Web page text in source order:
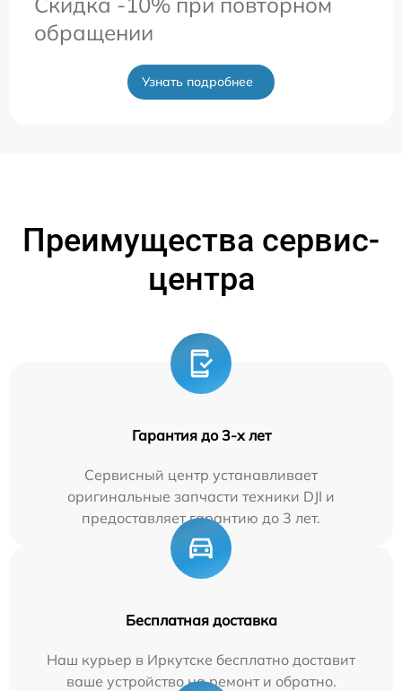
обращении
Узнать подробнее
Преимущества сервис-
центра
Гарантия до 3-х лет
Сервисный центр устанавливает
оригинальные запчасти техники DJI и
предоставляет гарантию до 3 лет.
Бесплатная доставка
Наш курьер в Иркутске бесплатно доставит
ваше устройство на ремонт и обратно.